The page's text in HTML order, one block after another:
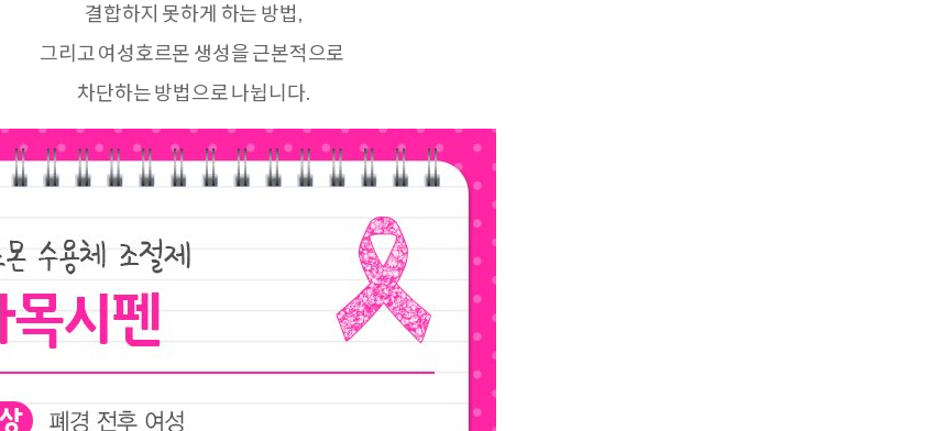
결합하지 못하게 하는 방법,
그리고 여성호르몬 생성을 근본적으로
차단하는 방법으로 나뉩니다.